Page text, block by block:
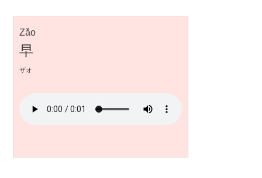
Zǎo
早
ザオ